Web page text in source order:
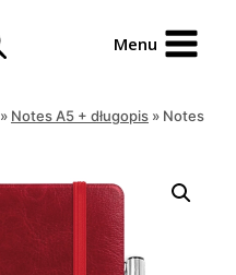
Menu
» Notes A5 + długopis » Notes